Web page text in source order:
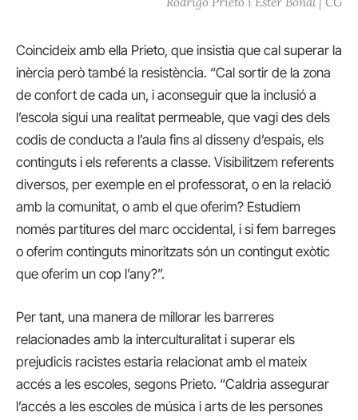
Coincideix amb ella Prieto, que insistia que cal superar la
inèrcia però també la resistència. “Cal sortir de la zona
de confort de cada un, i aconseguir que la inclusió a
l’escola sigui una realitat permeable, que vagi des dels
codis de conducta a l’aula fins al disseny d’espais, els
continguts i els referents a classe. Visibilitzem referents
diversos, per exemple en el professorat, o en la relació
amb la comunitat, o amb el que oferim? Estudiem
només partitures del marc occidental, i si fem barreges
o oferim continguts minoritzats són un contingut exòtic
que oferim un cop l’any?”.
Per tant, una manera de millorar les barreres
relacionades amb la interculturalitat i superar els
prejudicis racistes estaria relacionat amb el mateix
accés a les escoles, segons Prieto. “Caldria assegurar
l’accés a les escoles de música i arts de les persones